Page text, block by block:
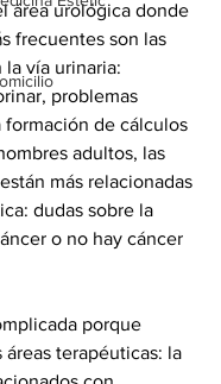
área urológica donde
frecuentes son las
la vía urinaria:
problemas
formación de cálculos
adultos, las
más relacionadas
dudas sobre la
o no hay cáncer
porque
terapéuticas: la